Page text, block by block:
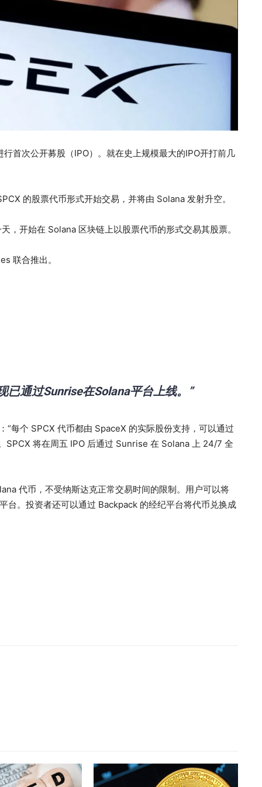
首次公开募股（IPO）。就在史上规模最大的IPO开打前几
的股票代币形式开始交易，并将由 Solana 发射升空。
开始在 Solana 区块链上以股票代币的形式交易其股票。
联合推出。
已通过Sunrise在Solana平台上线。”
每个 SPCX 代币都由 SpaceX 的实际股份支持，可以通过
将在周五 IPO 后通过 Sunrise 在 Solana 上 24/7 全
代币，不受纳斯达克正常交易时间的限制。用户可以将
台。投资者还可以通过 Backpack 的经纪平台将代币兑换成